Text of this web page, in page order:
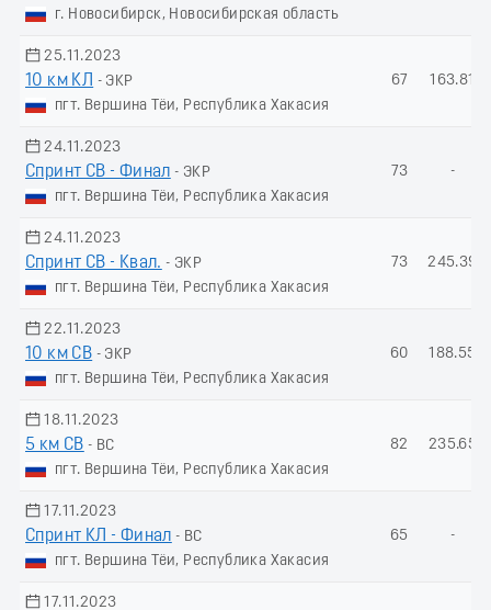
г. Новосибирск, Новосибирская область
25.11.2023
10 км КЛ
- ЭКР
пгт. Вершина Тёи, Республика Хакасия
67 163.81
24.11.2023
Спринт СВ - Финал - ЭКР
пгт. Вершина Тёи, Республика Хакасия
73 -
24.11.2023
Спринт СВ - Квал. - ЭКР
пгт. Вершина Тёи, Республика Хакасия
73 245.39
22.11.2023
10 км СВ - ЭКР
пгт. Вершина Тёи, Республика Хакасия
60 188.55
18.11.2023
5 км СВ - ВС
пгт. Вершина Тёи, Республика Хакасия
82 235.65
17.11.2023
Спринт КЛ - Финал - ВС
пгт. Вершина Тёи, Республика Хакасия
65 -
17.11.2023